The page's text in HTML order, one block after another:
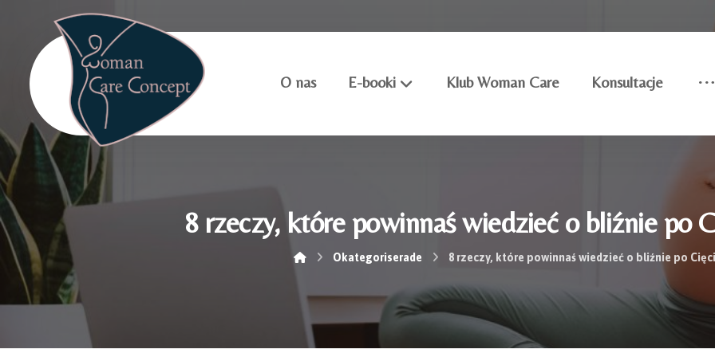
O nas E-booki Klub Woman Care Konsultacje
8 rzeczy, które powinnaś wiedzieć o bliźnie po
Okategoriserade 8 rzeczy, które powinnaś wiedzieć o bliźnie po